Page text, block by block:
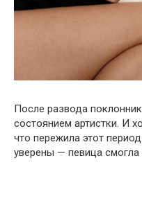
После развода
состоянием артистки. И
что пережила этот
уверены — певица